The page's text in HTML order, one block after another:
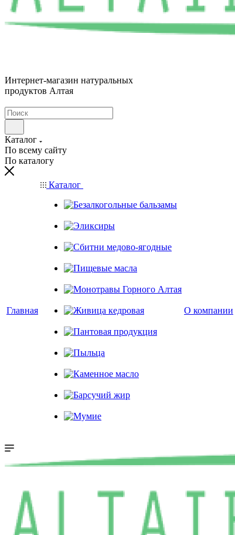
Интернет-магазин натуральных
продуктов Алтая
Каталог
По всему сайту
По каталогу
Главная
Каталог
О компании